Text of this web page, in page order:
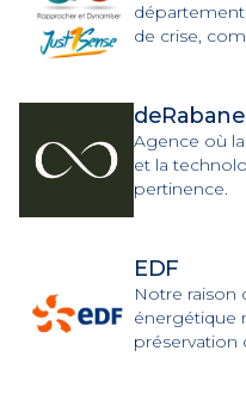
de crise,
deRabane
Agence où
et la
pertinence.
EDF
Notre raison
énergétique
préservation